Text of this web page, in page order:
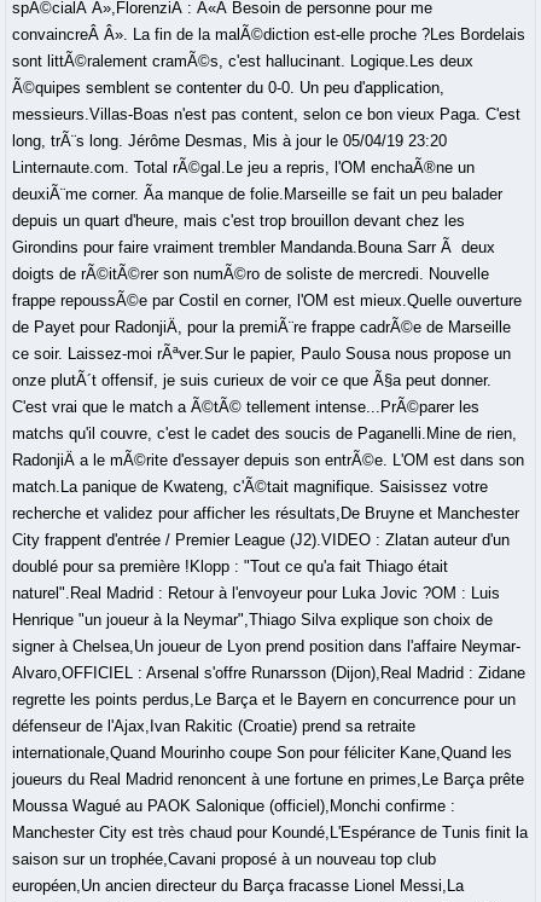
spÃ©cialÂ Â»,FlorenziÂ : Â«Â Besoin de personne pour me
convaincreÂ Â». La fin de la malÃ©diction est-elle proche ?Les Bordelais
sont littÃ©ralement cramÃ©s, c'est hallucinant. Logique.Les deux
Ã©quipes semblent se contenter du 0-0. Un peu d'application,
messieurs.Villas-Boas n'est pas content, selon ce bon vieux Paga. C'est
long, trÃ¨s long. Jérôme Desmas, Mis à jour le 05/04/19 23:20
Linternaute.com. Total rÃ©gal.Le jeu a repris, l'OM enchaÃ®ne un
deuxiÃ¨me corner. Ãa manque de folie.Marseille se fait un peu balader
depuis un quart d'heure, mais c'est trop brouillon devant chez les
Girondins pour faire vraiment trembler Mandanda.Bouna Sarr Ã deux
doigts de rÃ©itÃ©rer son numÃ©ro de soliste de mercredi. Nouvelle
frappe repoussÃ©e par Costil en corner, l'OM est mieux.Quelle ouverture
de Payet pour RadonjiÄ, pour la premiÃ¨re frappe cadrÃ©e de Marseille
ce soir. Laissez-moi rÃªver.Sur le papier, Paulo Sousa nous propose un
onze plutÃ´t offensif, je suis curieux de voir ce que Ã§a peut donner.
C'est vrai que le match a Ã©tÃ© tellement intense...PrÃ©parer les
matchs qu'il couvre, c'est le cadet des soucis de Paganelli.Mine de rien,
RadonjiÄ a le mÃ©rite d'essayer depuis son entrÃ©e. L'OM est dans son
match.La panique de Kwateng, c'Ã©tait magnifique. Saisissez votre
recherche et validez pour afficher les résultats,De Bruyne et Manchester
City frappent d'entrée / Premier League (J2).VIDEO : Zlatan auteur d'un
doublé pour sa première !Klopp : "Tout ce qu'a fait Thiago était
naturel".Real Madrid : Retour à l'envoyeur pour Luka Jovic ?OM : Luis
Henrique "un joueur à la Neymar",Thiago Silva explique son choix de
signer à Chelsea,Un joueur de Lyon prend position dans l'affaire Neymar-
Alvaro,OFFICIEL : Arsenal s'offre Runarsson (Dijon),Real Madrid : Zidane
regrette les points perdus,Le Barça et le Bayern en concurrence pour un
défenseur de l'Ajax,Ivan Rakitic (Croatie) prend sa retraite
internationale,Quand Mourinho coupe Son pour féliciter Kane,Quand les
joueurs du Real Madrid renoncent à une fortune en primes,Le Barça prête
Moussa Wagué au PAOK Salonique (officiel),Monchi confirme :
Manchester City est très chaud pour Koundé,L'Espérance de Tunis finit la
saison sur un trophée,Cavani proposé à un nouveau top club
européen,Un ancien directeur du Barça fracasse Lionel Messi,La